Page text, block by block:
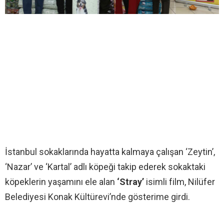
İstanbul sokaklarında hayatta kalmaya çalışan ‘Zeytin’,
‘Nazar’ ve ‘Kartal’ adlı köpeği takip ederek sokaktaki
köpeklerin yaşamını ele alan ‘Stray’ isimli film, Nilüfer
Belediyesi Konak Kültürevi’nde gösterime girdi.